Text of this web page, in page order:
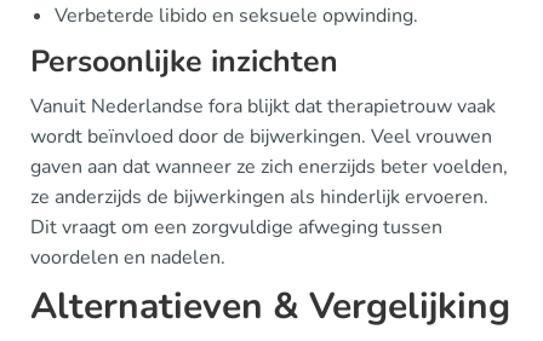
Verbeterde libido en seksuele opwinding.
Persoonlijke inzichten
Vanuit Nederlandse fora blijkt dat therapietrouw vaak
wordt beïnvloed door de bijwerkingen. Veel vrouwen
gaven aan dat wanneer ze zich enerzijds beter voelden,
ze anderzijds de bijwerkingen als hinderlijk ervoeren.
Dit vraagt om een zorgvuldige afweging tussen
voordelen en nadelen.
Alternatieven & Vergelijking